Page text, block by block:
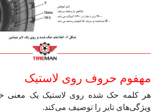
مهفوم حروف روی لاستیک
هر کلمه حک شده روی لاستیک یک معنی
ویژگی‌های تایر را توصیف می‌کند.